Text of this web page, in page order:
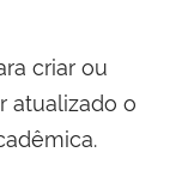
criar ou
atualizado o